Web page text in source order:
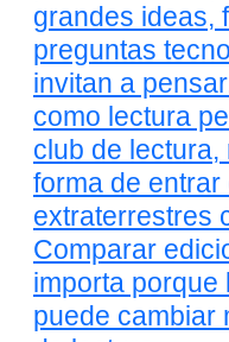
grandes ideas,
preguntas
invitan a
como lectura
club de
forma de
extraterrestres
Comparar
importa
puede cambiar